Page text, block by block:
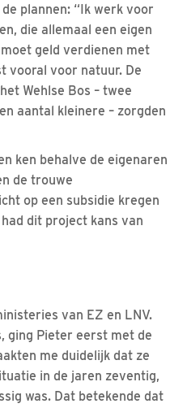
plannen: “Ik werk voor
die allemaal een eigen
geld verdienen met
vooral voor natuur. De
Wehlse Bos – twee
aantal kleinere – zorgden
ken behalve de eigenaren
de trouwe
op een subsidie kregen
dit project kans van
van EZ en LNV.
ging Pieter eerst met de
me duidelijk dat ze
in de jaren zeventig,
was. Dat betekende dat